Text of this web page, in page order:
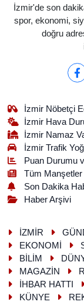
İzmir'de son
spor, ekonomi,
doğru
İzmir Nöbetçi
İzmir Hava
İzmir Namaz
İzmir Trafik
Puan Durumu
Tüm Manşetler
Son Dakika
Haber Arşivi
İZMİR
EKONOMİ
BİLİM
MAGAZİN
İHBAR HATTI
KÜNYE